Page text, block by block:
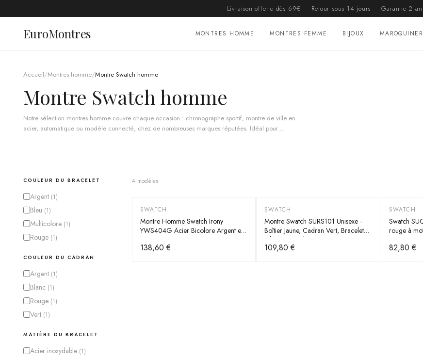
Livraison offerte dès 69€ — Retour sous 14 jours — Garantie 2
EuroMontres MONTRES HOMME MONTRES FEMME BIJOUX
Accueil/Montres homme/Montre Swatch homme
Montre Swatch homme
Notre sélection montres homme couvre chaque occasion : chronographe sportif, montre de ville en
acier, automatique ou modèle connecté, chez de nombreuses marques réputées. Idéal pour
COULEUR DU BRACELET
Argent (1)
Bleu (1)
Multicolore (1)
Rouge (1)
COULEUR DU CADRAN
Argent (1)
Blanc (1)
Rouge (1)
Vert (1)
MATIÈRE DU BRACELET
Acier inoxydable (1)
4 modèles
SWATCH
Montre Homme Swatch Irony
YWS404G Acier Bicolore Argent et
138,60 €
SWATCH
Montre Swatch SURS101 Unisexe -
Boîtier Jaune, Cadran Vert, Bracelet
Silicone Tricolore
109,80 €
SWATCH
Swatch
rouge à
82,80 €